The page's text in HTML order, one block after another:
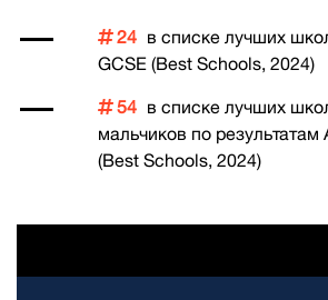
24 в списке лучших
GCSE (Best Schools, 2024)
54 в списке лучших
мальчиков по результатам
(Best Schools, 2024)